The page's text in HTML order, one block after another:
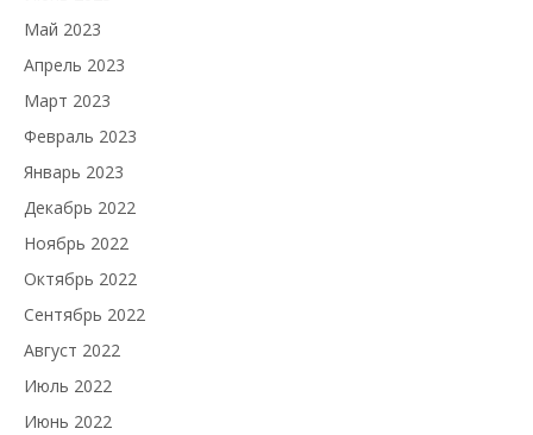
Май 2023
Апрель 2023
Март 2023
Февраль 2023
Январь 2023
Декабрь 2022
Ноябрь 2022
Октябрь 2022
Сентябрь 2022
Август 2022
Июль 2022
Июнь 2022